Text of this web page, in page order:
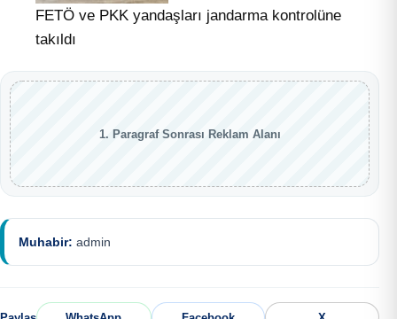
FETÖ ve PKK yandaşları jandarma kontrolüne
takıldı
1. Paragraf Sonrası Reklam Alanı
Muhabir: admin